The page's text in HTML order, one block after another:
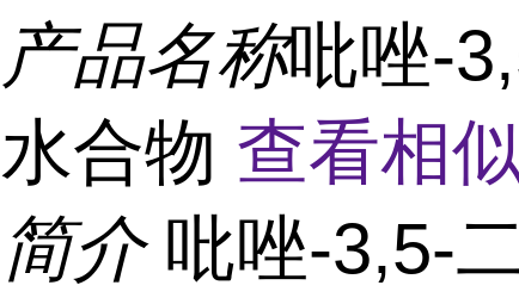
产品名称吡唑-
水合物 查看相
简介 吡唑-3,5-